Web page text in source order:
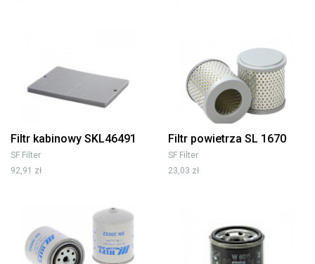
Filtr kabinowy SKL46491
SF Filter
92,91 zł
Filtr powietrza SL 1670
SF Filter
23,03 zł